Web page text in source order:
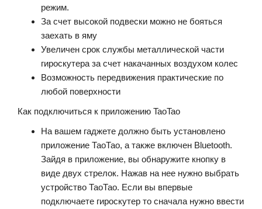
режим.
За счет высокой подвески можно не бояться
заехать в яму
Увеличен срок службы металлической части
гироскутера за счет накачанных воздухом колес
Возможность передвижения практические по
любой поверхности
Как подключиться к приложению TaoTao
На вашем гаджете должно быть установлено
приложение ТаоТао, а также включен Bluetooth.
Зайдя в приложение, вы обнаружите кнопку в
виде двух стрелок. Нажав на нее нужно выбрать
устройство ТаоТао. Если вы впервые
подключаете гироскутер то сначала нужно ввести